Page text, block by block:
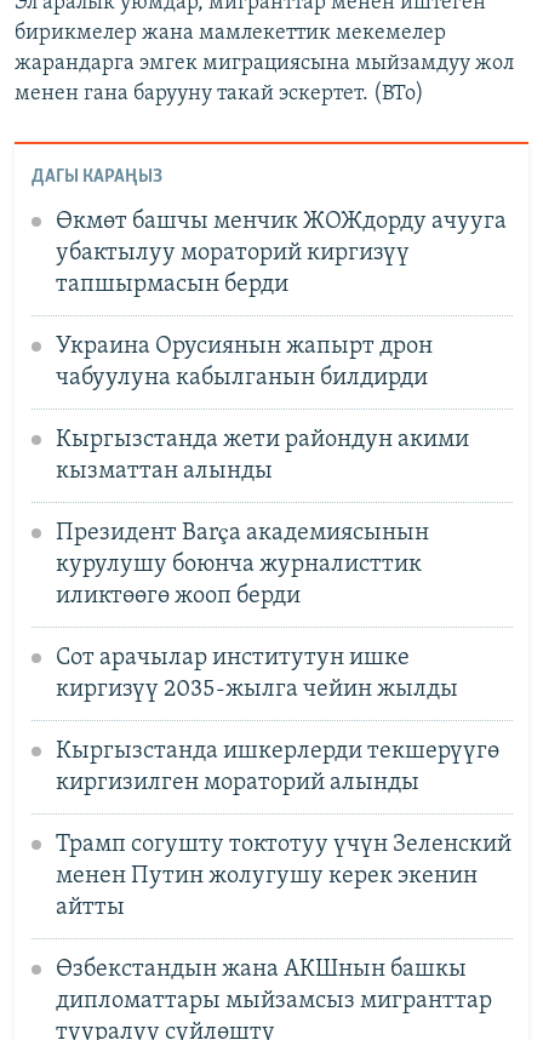
бирикмелер жана мамлекеттик мекемелер
жарандарга эмгек миграциясына мыйзамдуу жол
менен гана барууну такай эскертет. (BTo)
ДАГЫ КАРАҢЫЗ
Өкмөт башчы менчик ЖОЖдорду ачууга
убактылуу мораторий киргизүү
тапшырмасын берди
Украина Орусиянын жапырт дрон
чабуулуна кабылганын билдирди
Кыргызстанда жети райондун акими
кызматтан алынды
Президент Barça академиясынын
курулушу боюнча журналисттик
иликтөөгө жооп берди
Сот арачылар институтун ишке
киргизүү 2035-жылга чейин жылды
Кыргызстанда ишкерлерди текшерүүгө
киргизилген мораторий алынды
Трамп согушту токтотуу үчүн Зеленский
менен Путин жолугушу керек экенин
айтты
Өзбекстандын жана АКШнын башкы
дипломаттары мыйзамсыз мигранттар
тууралуу сүйлөштү